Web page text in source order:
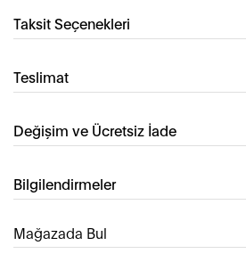
Taksit Seçenekleri
Teslimat
Değişim ve Ücretsiz İade
Bilgilendirmeler
Mağazada Bul